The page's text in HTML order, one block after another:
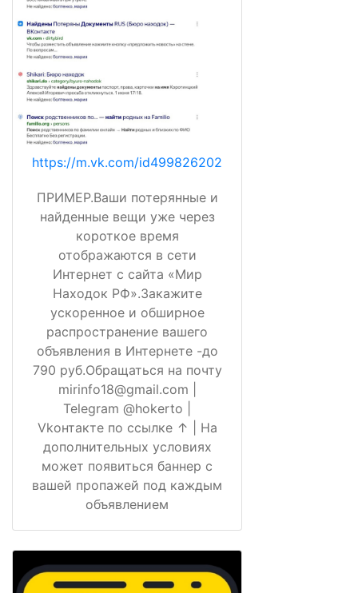
https://m.vk.com/id499826202
ПРИМЕР.Ваши потерянные и
найденные вещи уже через
короткое время
отображаются в сети
Интернет с сайта «Мир
Находок РФ».Закажите
ускоренное и обширное
распространение вашего
объявления в Интернете -до
790 руб.Обращаться на почту
mirinfo18@gmail.com |
Telegram @hokerto |
Vkонтакте по ссылке ↑ | На
дополнительных условиях
может появиться баннер с
вашей пропажей под каждым
объявлением